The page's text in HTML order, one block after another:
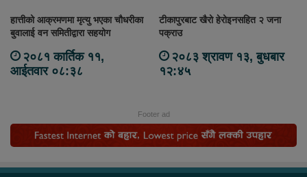
हात्तीको आक्रमणमा मृत्यु भएका चौधरीका
बुवालाई वन समितीद्वारा सहयोग
२०८१ कार्तिक ११,
आईतवार ०८:३८
टीकापुरबाट खैरो हेरोइनसहित २ जना
पक्राउ
२०८३ श्रावण १३, बुधबार
१२:४५
Footer ad